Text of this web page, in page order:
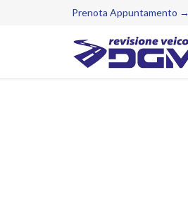
Prenota Appuntamento →